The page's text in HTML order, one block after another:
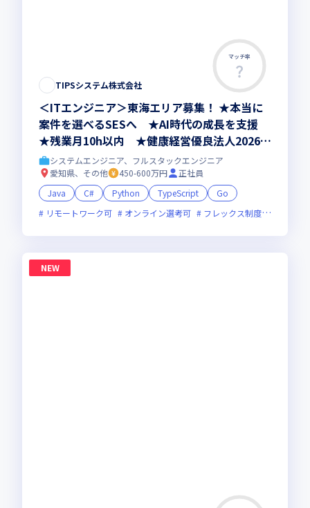
マッチ率
TIPSシステム株式会社
＜ITエンジニア＞東海エリア募集！ ★本当に
案件を選べるSESへ ★AI時代の成長を支援
★残業月10h以内 ★健康経営優良法人2026認
定システムエンジニア、フルスタックエンジニア
愛知県、その他
450-600万円
正社員
Java
C# Python TypeScript
Go
リモートワーク可
オンライン選考可 フレックス制度あり
NEW